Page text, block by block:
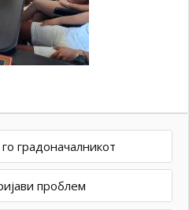
градоначалникот
проблем